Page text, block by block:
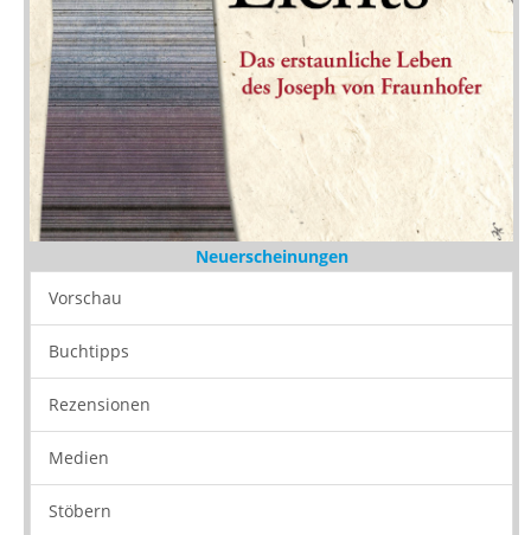
Neuerscheinungen
Vorschau
Buchtipps
Rezensionen
Medien
Stöbern